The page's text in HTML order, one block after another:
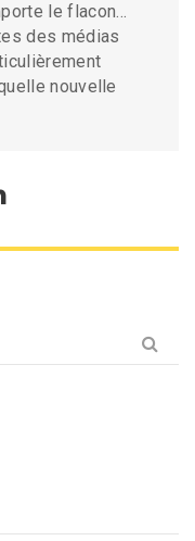
le flacon…
des médias
nouvelle